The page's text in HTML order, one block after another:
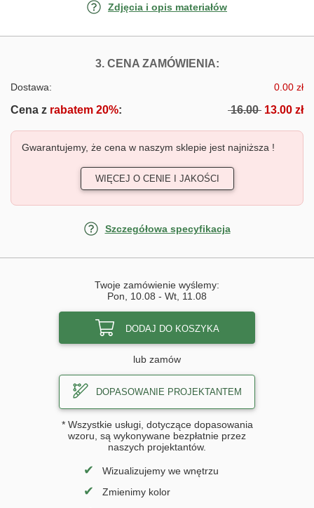
Zdjęcia i opis materiałów
3. CENA ZAMÓWIENIA:FOTOTAPETY
Dostawa: 0.00 zł
Cena z rabatem 20%: 16.00 13.00 zł
Gwarantujemy, że cena w naszym sklepie jest najniższa !
WIĘCEJ O CENIE I JAKOŚCI
Szczegółowa specyfikacja
Twoje zamówienie wyślemy:
Pon, 10.08 - Wt, 11.08
DODAJ DO KOSZYKA
lub zamów
DOPASOWANIE PROJEKTANTEM
* Wszystkie usługi, dotyczące dopasowania
wzoru, są wykonywane bezpłatnie przez
naszych projektantów.
✔ Wizualizujemy we wnętrzu
✔ Zmienimy kolor